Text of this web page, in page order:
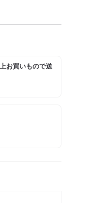
お買いもので送